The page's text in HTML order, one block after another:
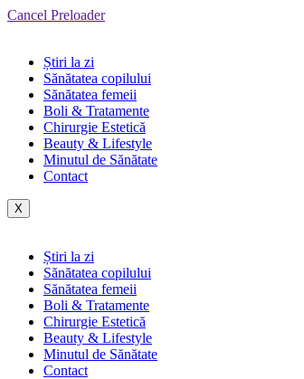
Cancel Preloader
Știri la zi
Sănătatea copilului
Sănătatea femeii
Boli & Tratamente
Chirurgie Estetică
Beauty & Lifestyle
Minutul de Sănătate
Contact
X
Știri la zi
Sănătatea copilului
Sănătatea femeii
Boli & Tratamente
Chirurgie Estetică
Beauty & Lifestyle
Minutul de Sănătate
Contact